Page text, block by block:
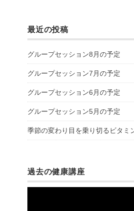
最近の投稿
グループセッション8月の予定
グループセッション7月の予定
グループセッション6月の予定
グループセッション5月の予定
季節の変わり目を乗り切るビタミ
過去の健康講座